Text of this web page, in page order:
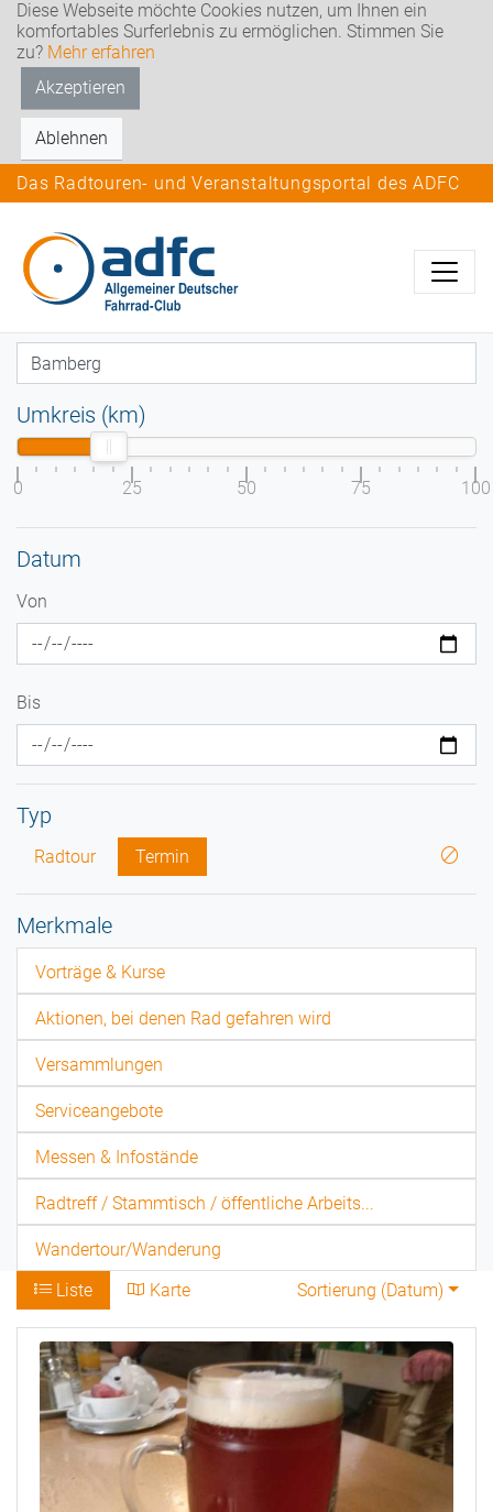
Diese Webseite möchte Cookies nutzen, um Ihnen ein
komfortables Surferlebnis zu ermöglichen. Stimmen Sie
zu? Mehr erfahren
Akzeptieren
Ablehnen
Das Radtouren- und Veranstaltungsportal des ADFC
Umkreis (km)
0 25 50 75 100
Datum
Von
Bis
Typ
Radtour Termin
Merkmale
Vorträge & Kurse
Aktionen, bei denen Rad gefahren wird
Versammlungen
Serviceangebote
Messen & Infostände
Radtreff / Stammtisch / öffentliche Arbeits...
Wandertour/Wanderung
Liste
Karte Sortierung (Datum)